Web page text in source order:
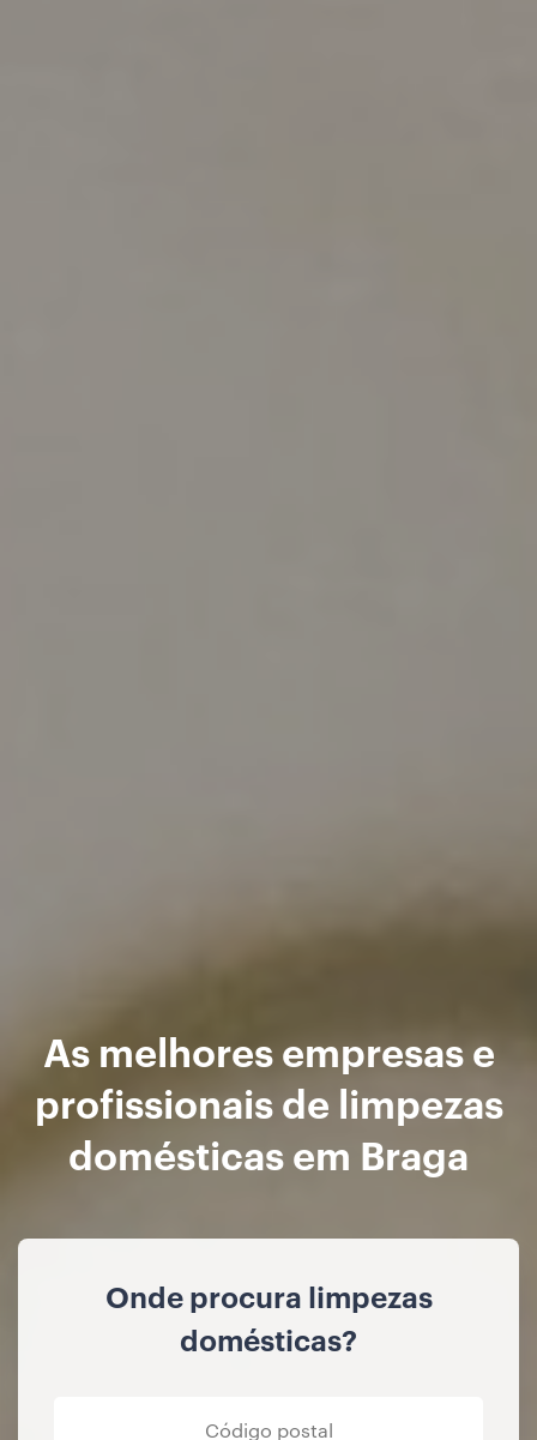
As melhores empresas e
profissionais de limpezas
domésticas em Braga
Onde procura limpezas
domésticas?